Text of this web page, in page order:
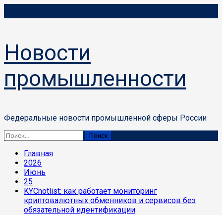
к
Новости
промышленности
Федеральные новости промышленной сферы России
Основное
меню
Найти:
Главная
2026
Июнь
25
KYCnotlist: как работает мониторинг
криптовалютных обменников и сервисов без
обязательной идентификации